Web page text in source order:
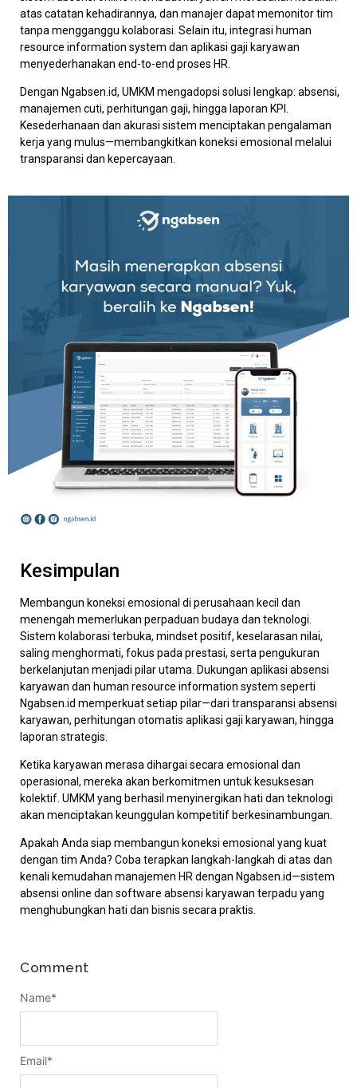
atas catatan kehadirannya, dan manajer dapat memonitor tim
tanpa mengganggu kolaborasi. Selain itu, integrasi human
resource information system dan aplikasi gaji karyawan
menyederhanakan end-to-end proses HR.
Dengan Ngabsen.id, UMKM mengadopsi solusi lengkap: absensi,
manajemen cuti, perhitungan gaji, hingga laporan KPI.
Kesederhanaan dan akurasi sistem menciptakan pengalaman
kerja yang mulus—membangkitkan koneksi emosional melalui
transparansi dan kepercayaan.
Kesimpulan
Membangun koneksi emosional di perusahaan kecil dan
menengah memerlukan perpaduan budaya dan teknologi.
Sistem kolaborasi terbuka, mindset positif, keselarasan nilai,
saling menghormati, fokus pada prestasi, serta pengukuran
berkelanjutan menjadi pilar utama. Dukungan aplikasi absensi
karyawan dan human resource information system seperti
Ngabsen.id memperkuat setiap pilar—dari transparansi absensi
karyawan, perhitungan otomatis aplikasi gaji karyawan, hingga
laporan strategis.
Ketika karyawan merasa dihargai secara emosional dan
operasional, mereka akan berkomitmen untuk kesuksesan
kolektif. UMKM yang berhasil menyinergikan hati dan teknologi
akan menciptakan keunggulan kompetitif berkesinambungan.
Apakah Anda siap membangun koneksi emosional yang kuat
dengan tim Anda? Coba terapkan langkah-langkah di atas dan
kenali kemudahan manajemen HR dengan Ngabsen.id—sistem
absensi online dan software absensi karyawan terpadu yang
menghubungkan hati dan bisnis secara praktis.
Comment
Name*
Email*